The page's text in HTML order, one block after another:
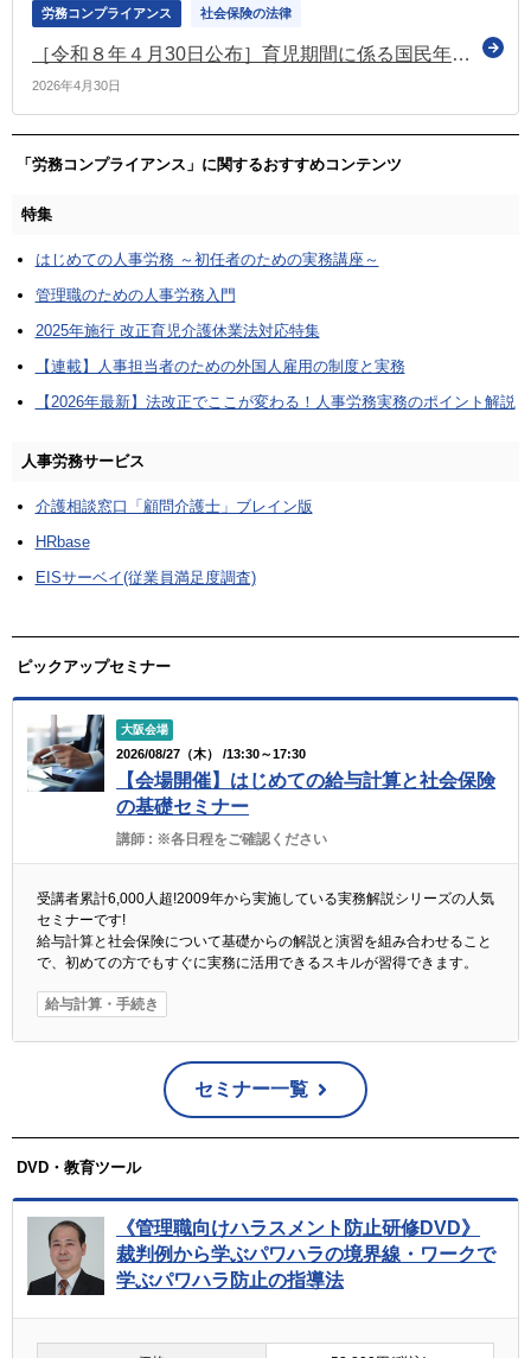
労務コンプライアンス 社会保険の法律
［令和８年４月30日公布］育児期間に係る国民年金保険料免除制度（育児免除制度）に関する政令の改正
2026年4月30日
「労務コンプライアンス」に関するおすすめコンテンツ
特集
はじめての人事労務 ～初任者のための実務講座～
管理職のための人事労務入門
2025年施行 改正育児介護休業法対応特集
【連載】人事担当者のための外国人雇用の制度と実務
【2026年最新】法改正でここが変わる！人事労務実務のポイント解説
人事労務サービス
介護相談窓口「顧問介護士」ブレイン版
HRbase
EISサーベイ(従業員満足度調査)
ピックアップセミナー
大阪会場
2026/08/27（木） /13:30～17:30
【会場開催】はじめての給与計算と社会保険
の基礎セミナー
講師 : ※各日程をご確認ください
受講者累計6,000人超!2009年から実施している実務解説シリーズの人気
セミナーです!
給与計算と社会保険について基礎からの解説と演習を組み合わせること
で、初めての方でもすぐに実務に活用できるスキルが習得できます。
給与計算・手続き
セミナー一覧
DVD・教育ツール
《管理職向けハラスメント防止研修DVD》
裁判例から学ぶパワハラの境界線・ワークで
学ぶパワハラ防止の指導法